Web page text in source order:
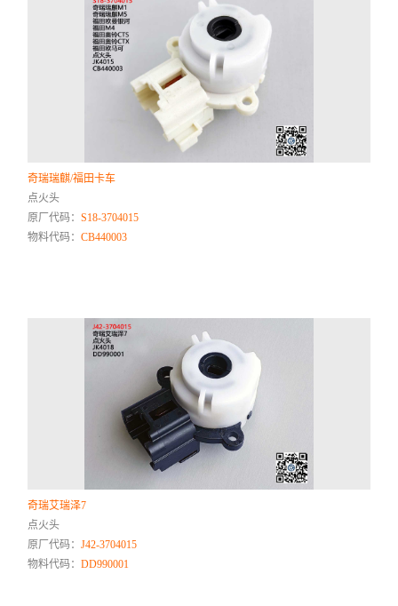
奇瑞瑞麒/福田卡车
点火头
原厂代码：S18-3704015
物料代码：CB440003
奇瑞艾瑞泽7
点火头
原厂代码：J42-3704015
物料代码：DD990001